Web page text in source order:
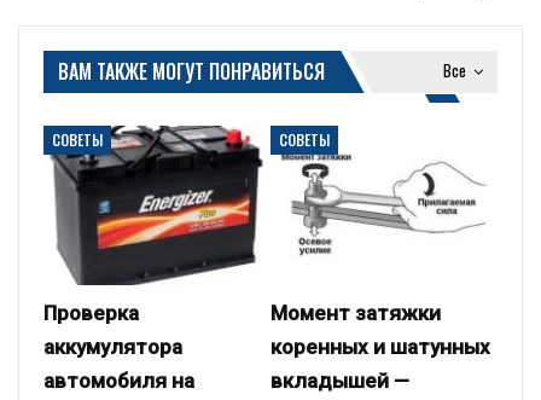
Все
ВАМ ТАКЖЕ МОГУТ ПОНРАВИТЬСЯ
СОВЕТЫ
Проверка
аккумулятора
автомобиля на
СОВЕТЫ
Момент затяжки
коренных и шатунных
вкладышей —